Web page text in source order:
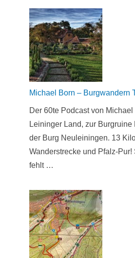
Michael Born – Burgwandern
Der 60te Podcast von
Leininger Land, zur Burgruine
der Burg Neuleiningen. 13
Wanderstrecke und Pfalz-
fehlt …